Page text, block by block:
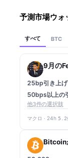
予測市場ウォ
すべて BTC
9月の
25bp引き上げ
50bps以上の
他3件の選択肢
マクロ · 24h 5.2
Bitcoin